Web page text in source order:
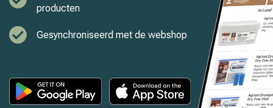
producten
Gesynchroniseerd met de webshop